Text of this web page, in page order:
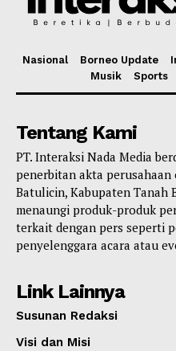
Nasional Borneo Update
Musik
Sports
Tentang Kami
PT. Interaksi Nada Media
penerbitan akta
Batulicin, Kabupaten Tanah
menaungi produk-produk
terkait dengan pers seperti
penyelenggara acara atau
Link Lainnya
Susunan Redaksi
Visi dan Misi